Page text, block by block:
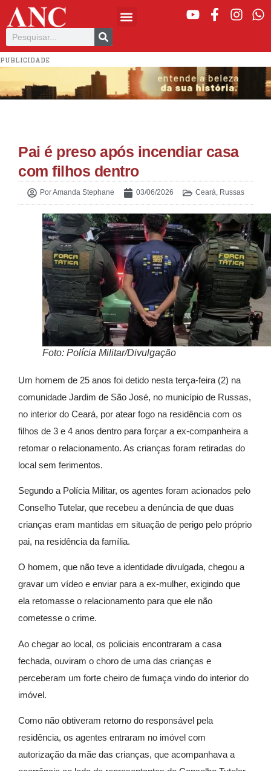
PUBLICIDADE
Pai é preso após incendiar casa
com filhos dentro
PorAmanda Stephane 03/06/2026 Ceará, Russas
Foto: Polícia Militar/Divulgação
Um homem de 25 anos foi detido nesta terça-feira (2) na
comunidade Jardim de São José, no município de Russas,
no interior do Ceará, por atear fogo na residência com os
filhos de 3 e 4 anos dentro para forçar a ex-companheira a
retomar o relacionamento. As crianças foram retiradas do
local sem ferimentos.
Segundo a Polícia Militar, os agentes foram acionados pelo
Conselho Tutelar, que recebeu a denúncia de que duas
crianças eram mantidas em situação de perigo pelo próprio
pai, na residência da família.
O homem, que não teve a identidade divulgada, chegou a
gravar um vídeo e enviar para a ex-mulher, exigindo que
ela retomasse o relacionamento para que ele não
cometesse o crime.
Ao chegar ao local, os policiais encontraram a casa
fechada, ouviram o choro de uma das crianças e
perceberam um forte cheiro de fumaça vindo do interior do
imóvel.
Como não obtiveram retorno do responsável pela
residência, os agentes entraram no imóvel com
autorização da mãe das crianças, que acompanhava a